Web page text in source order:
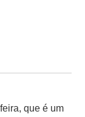
que é um